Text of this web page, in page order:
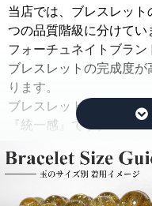
そこで当店では、ルチル
ままの状態でご紹介する
「組み替え作業」を行っ
この作業では、ルチルの
太さ、ルチルの色味、ル
できる限り揃えるように
限り取り除き、ブレスレ
ての品質を大幅に高めて
当店では、ブレスレッ
つの品質階級に分けてい
フォーチュネイトブラ
ブレスレットの完成度
ります。
ブレスレットの完成度
『統一感』です。
その統一感とは何かをご
ルチルクォーツは、水